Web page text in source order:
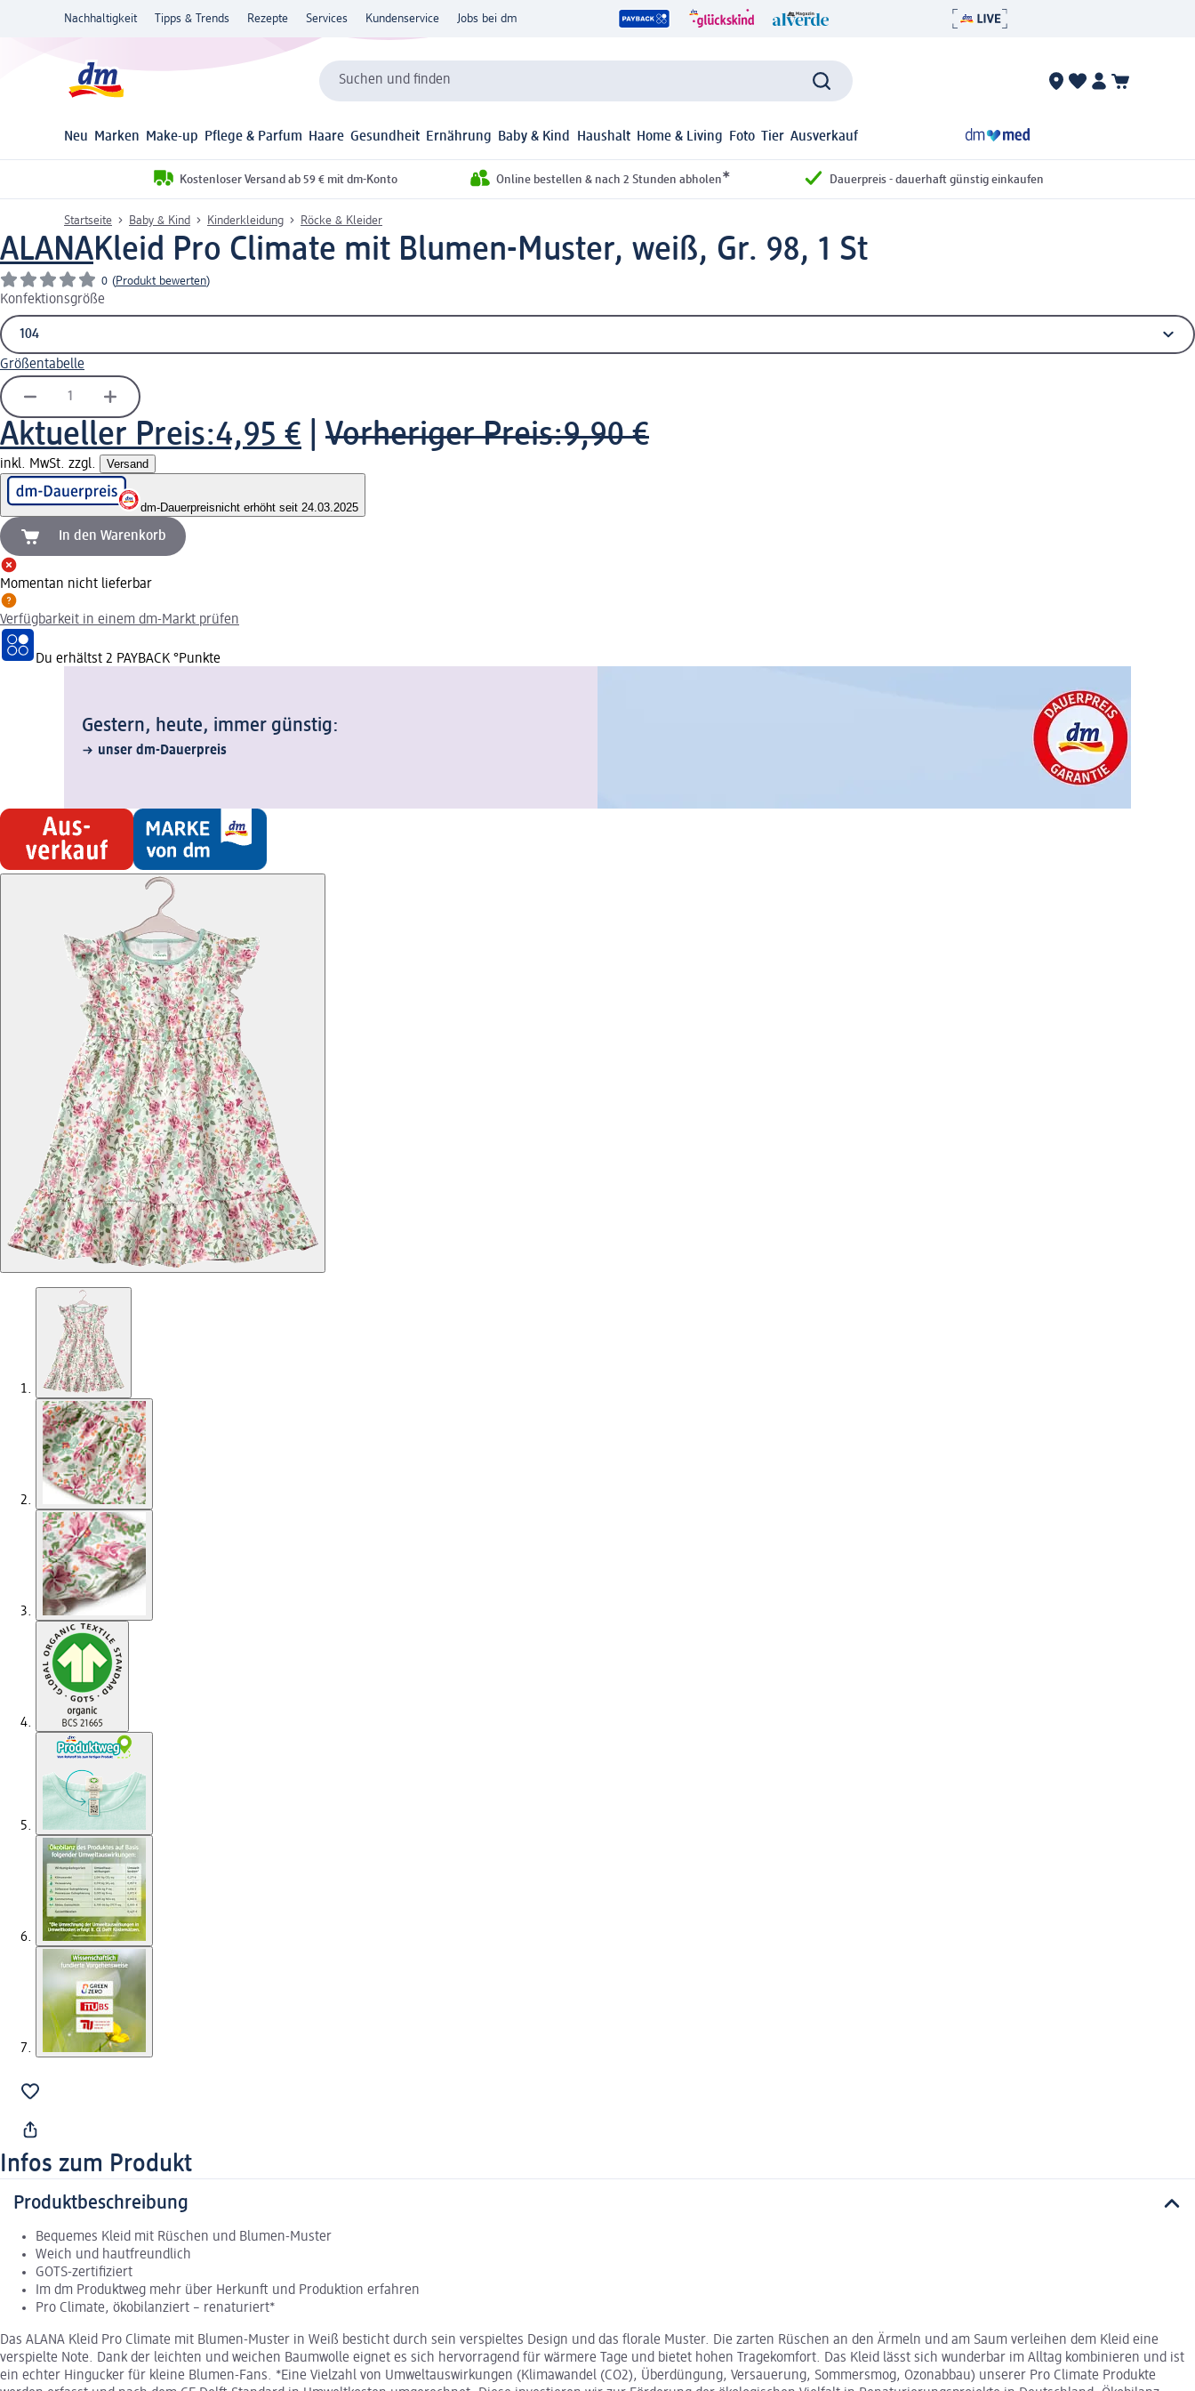
Nachhaltigkeit Tipps & Trends Rezepte Services Kundenservice Jobs bei dm
Suchen und finden
Neu Marken Make-up Pflege & Parfum Haare Gesundheit Ernährung Baby & Kind Haushalt Home & Living Foto Tier Ausverkauf
Kostenloser Versand ab 59 € mit dm-Konto Online bestellen & nach 2 Stunden abholen* Dauerpreis - dauerhaft günstig einkaufen
Startseite Baby & Kind Kinderkleidung Röcke & Kleider
ALANAKleid Pro Climate mit Blumen-Muster, weiß, Gr. 98, 1 St
0 (Produkt bewerten)
Konfektionsgröße
Größentabelle
Aktueller Preis:4,95 € Vorheriger Preis:9,90 €
inkl. MwSt. zzgl. Versand
dm-Dauerpreisnicht erhöht seit 24.03.2025
In den Warenkorb
Momentan nicht lieferbar
Verfügbarkeit in einem dm-Markt prüfen
Du erhältst 2 PAYBACK °Punkte
Gestern, heute, immer günstig:
unser dm-Dauerpreis
Infos zum Produkt
Produktbeschreibung
Bequemes Kleid mit Rüschen und Blumen-Muster
Weich und hautfreundlich
GOTS-zertifiziert
Im dm Produktweg mehr über Herkunft und Produktion erfahren
Pro Climate, ökobilanziert – renaturiert*
Das ALANA Kleid Pro Climate mit Blumen-Muster in Weiß besticht durch sein verspieltes Design und das florale Muster. Die zarten Rüschen an den Ärmeln und am Saum verleihen dem Kleid eine
verspielte Note. Dank der leichten und weichen Baumwolle eignet es sich hervorragend für wärmere Tage und bietet hohen Tragekomfort. Das Kleid lässt sich wunderbar im Alltag kombinieren und ist
ein echter Hingucker für kleine Blumen-Fans. *Eine Vielzahl von Umweltauswirkungen (Klimawandel (CO2), Überdüngung, Versauerung, Sommersmog, Ozonabbau) unserer Pro Climate Produkte